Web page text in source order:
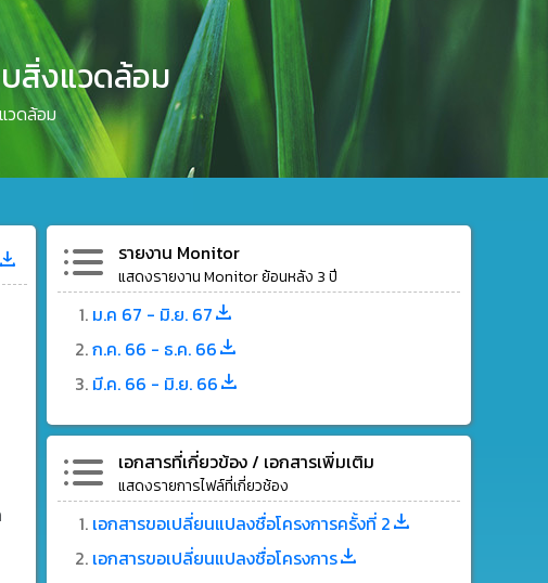
สิ่งแวดล้อม
วดล้อม
รายงาน Monitor
แสดงรายงาน Monitor ย้อนหลัง 3 ปี
ม.ค 67 - มิ.ย. 67
ก.ค. 66 - ธ.ค. 66
มี.ค. 66 - มิ.ย. 66
เอกสารที่เกี่ยวข้อง / เอกสารเพิ่มเติม
แสดงรายการไฟล์ที่เกี่ยวช้อง
เอกสารขอเปลี่ยนแปลงชื่อโครงการครั้งที่ 2
เอกสารขอเปลี่ยนแปลงชื่อโครงการ